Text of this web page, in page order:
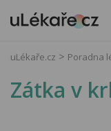
uLékaře.cz Poradna
Zátka v